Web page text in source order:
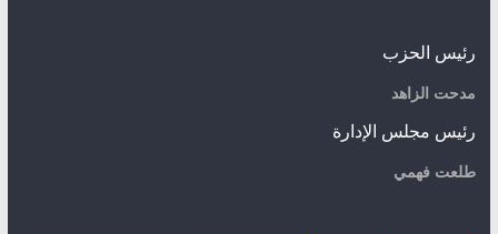
رئيس الحزب
مدحت الزاهد
رئيس مجلس الإدارة
طلعت فهمي